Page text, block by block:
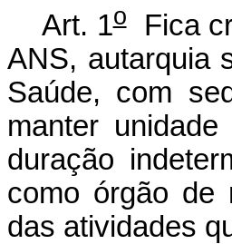
Art. 1oFica
ANS, autarquia
Saúde, com
manter
duração
como órgão de
das atividades